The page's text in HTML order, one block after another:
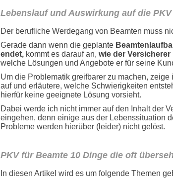
Lebenslauf und Auswirkung auf die
Der berufliche Werdegang von Beamten muss
Gerade dann wenn die geplante
endet, kommt es darauf an, wie der
welche Lösungen und Angebote er für seine
Um die Problematik greifbarer zu machen,
auf und erläutere, welche Schwierigkeiten
hierfür keine geeignete Lösung vorsieht.
Dabei werde ich nicht immer auf den Inhalt der
eingehen, denn einige aus der Lebenssituation
Probleme werden hierüber (leider) nicht gelöst.
PKV für Beamte 10 Dinge die oft
In diesen Artikel wird es um folgende Themen